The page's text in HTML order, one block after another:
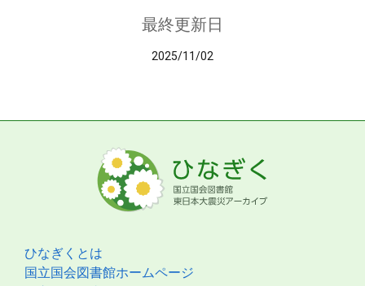
最終更新日
2025/11/02
ひなぎくとは
国立国会図書館ホームページ